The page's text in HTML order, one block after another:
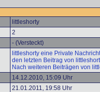
littleshorty
2
- (Versteckt)
littleshorty eine Private
den letzten Beitrag von
Nach weiteren Beiträgen von
14.12.2010, 15:09 Uhr
21.01.2011, 19:58 Uhr